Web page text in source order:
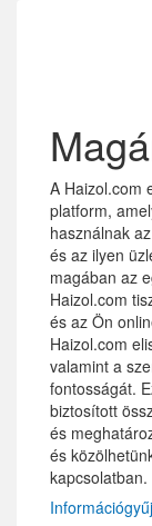
A Haizol.com
platform,
használnak
és az ilyen
magában az
Haizol.com
és az Ön
Haizol.com
valamint a
fontosságát.
biztosított
és
és
kapcsolatban.